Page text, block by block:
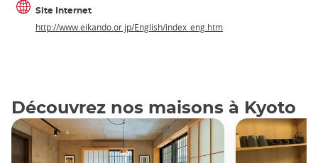
Site Internet
http://www.eikando.or.jp/English/index_eng.htm
Découvrez nos maisons à Kyoto